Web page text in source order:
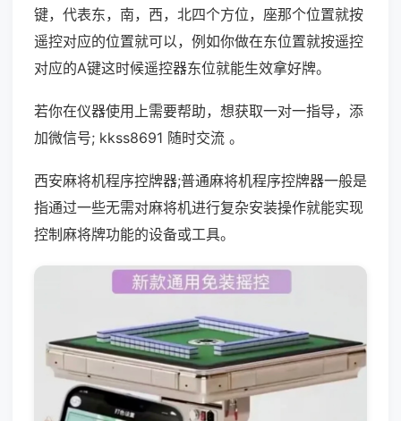
键，代表东，南，西，北四个方位，座那个位置就按
遥控对应的位置就可以，例如你做在东位置就按遥控
对应的A键这时候遥控器东位就能生效拿好牌。
若你在仪器使用上需要帮助，想获取一对一指导，添
加微信号; kkss8691 随时交流 。
西安麻将机程序控牌器;普通麻将机程序控牌器一般是
指通过一些无需对麻将机进行复杂安装操作就能实现
控制麻将牌功能的设备或工具。